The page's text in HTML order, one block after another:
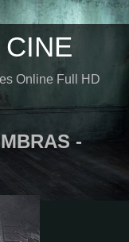
Online Full HD
-